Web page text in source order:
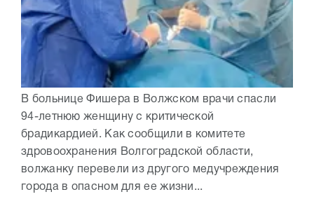
В больнице Фишера в Волжском врачи спасли
94-летнюю женщину с критической
брадикардией. Как сообщили в комитете
здровоохранения Волгоградской области,
волжанку перевели из другого медучреждения
города в опасном для ее жизни...